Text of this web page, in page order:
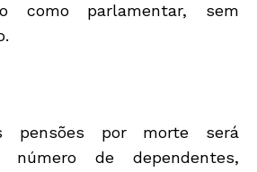
como parlamentar, sem
pensões por morte será
número de dependentes,